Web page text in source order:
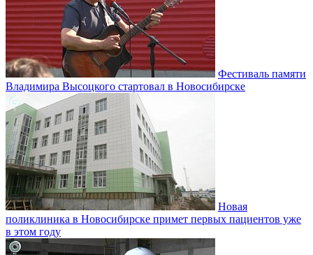
Фестиваль памяти
Владимира Высоцкого стартовал в Новосибирске
Новая
поликлиника в Новосибирске примет первых пациентов уже
в этом году